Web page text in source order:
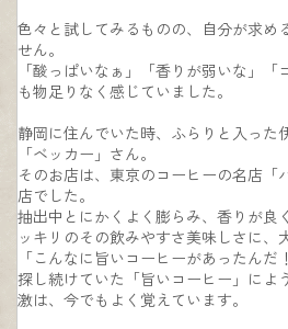
色々と試してみるものの、自分が求め
せん。
「酸っぱいなぁ」「香りが弱いな」
も物足りなく感じていました。
静岡に住んでいた時、ふらりと入った
「ベッカー」さん。
そのお店は、東京のコーヒーの名店「
店でした。
抽出中とにかくよく膨らみ、香りが良
ッキリのその飲みやすさ美味しさに、
「こんなに旨いコーヒーがあったんだ
探し続けていた「旨いコーヒー」によ
激は、今でもよく覚えています。